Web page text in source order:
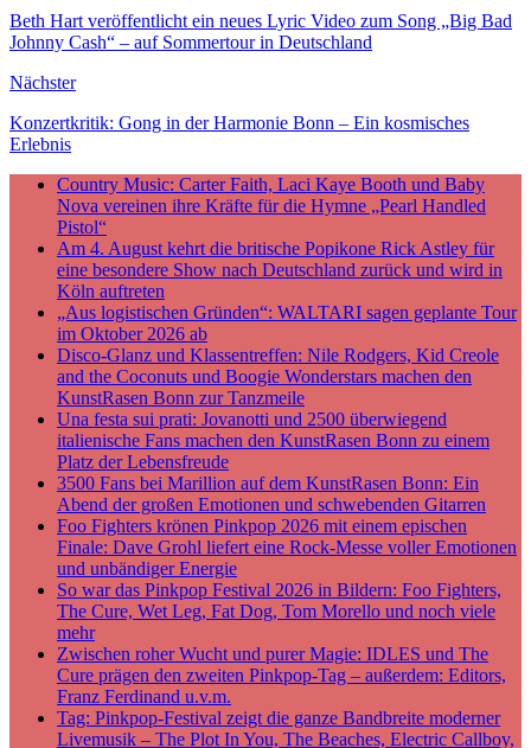
Beth Hart veröffentlicht ein neues Lyric Video zum Song „Big Bad
Johnny Cash“ – auf Sommertour in Deutschland
Nächster
Konzertkritik: Gong in der Harmonie Bonn – Ein kosmisches
Erlebnis
Country Music: Carter Faith, Laci Kaye Booth und Baby
Nova vereinen ihre Kräfte für die Hymne „Pearl Handled
Pistol“
Am 4. August kehrt die britische Popikone Rick Astley für
eine besondere Show nach Deutschland zurück und wird in
Köln auftreten
„Aus logistischen Gründen“: WALTARI sagen geplante Tour
im Oktober 2026 ab
Disco-Glanz und Klassentreffen: Nile Rodgers, Kid Creole
and the Coconuts und Boogie Wonderstars machen den
KunstRasen Bonn zur Tanzmeile
Una festa sui prati: Jovanotti und 2500 überwiegend
italienische Fans machen den KunstRasen Bonn zu einem
Platz der Lebensfreude
3500 Fans bei Marillion auf dem KunstRasen Bonn: Ein
Abend der großen Emotionen und schwebenden Gitarren
Foo Fighters krönen Pinkpop 2026 mit einem epischen
Finale: Dave Grohl liefert eine Rock-Messe voller Emotionen
und unbändiger Energie
So war das Pinkpop Festival 2026 in Bildern: Foo Fighters,
The Cure, Wet Leg, Fat Dog, Tom Morello und noch viele
mehr
Zwischen roher Wucht und purer Magie: IDLES und The
Cure prägen den zweiten Pinkpop-Tag – außerdem: Editors,
Franz Ferdinand u.v.m.
Tag: Pinkpop-Festival zeigt die ganze Bandbreite moderner
Livemusik – The Plot In You, The Beaches, Electric Callboy,